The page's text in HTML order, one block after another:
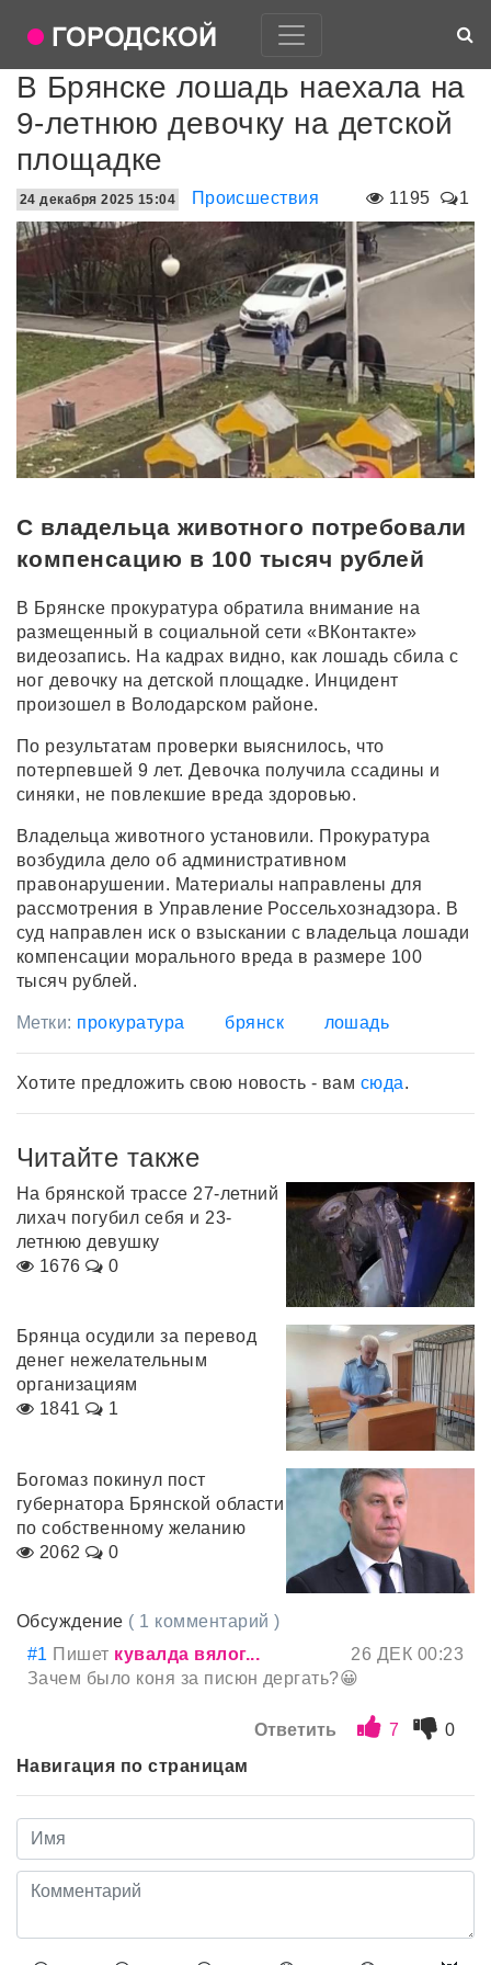
В Брянске лошадь наехала на
9-летнюю девочку на детской
площадке
1195 1
24 декабря 2025 15:04 Происшествия
С владельца животного потребовали
компенсацию в 100 тысяч рублей
В Брянске прокуратура обратила внимание на
размещенный в социальной сети «ВКонтакте»
видеозапись. На кадрах видно, как лошадь сбила с
ног девочку на детской площадке. Инцидент
произошел в Володарском районе.
По результатам проверки выяснилось, что
потерпевшей 9 лет. Девочка получила ссадины и
синяки, не повлекшие вреда здоровью.
Владельца животного установили. Прокуратура
возбудила дело об административном
правонарушении. Материалы направлены для
рассмотрения в Управление Россельхознадзора. В
суд направлен иск о взыскании с владельца лошади
компенсации морального вреда в размере 100
тысяч рублей.
Метки: прокуратура брянск лошадь
Хотите предложить свою новость - вам сюда.
Читайте также
На брянской трассе 27-летний
лихач погубил себя и 23-
летнюю девушку
1676
0
Брянца осудили за перевод
денег нежелательным
организациям
1841
1
Богомаз покинул пост
губернатора Брянской области
по собственному желанию
2062
0
Обсуждение ( 1 комментарий )
#1 Пишет кувалда вялог...
26 ДЕК 00:23
Зачем было коня за писюн дергать?😀
Ответить 7
0
Навигация по страницам